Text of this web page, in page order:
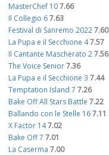
MasterChef 107.66
Il Collegio 67.63
Festival di Sanremo 20227.60
La Pupa e il Secchione 47.57
Il Cantante Mascherato 27.56
The Voice Senior7.36
La Pupa e il Secchione 3 7.44
Temptation Island 7 7.26
Bake Off All Stars Battle 7.22
Ballando con le Stelle 167.11
X Factor 147.02
Bake Off 7 7.01
La Caserma 7.00